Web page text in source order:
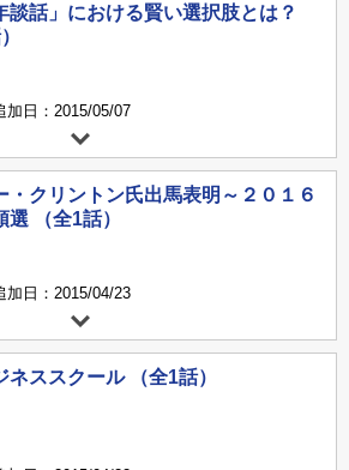
談話」における賢い選択肢とは？
日：2015/05/07
・クリントン氏出馬表明～２０１６
選 （全1話）
日：2015/04/23
ネススクール （全1話）